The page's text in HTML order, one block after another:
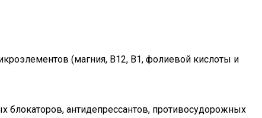
(магния, В12, В1, фолиевой кислоты и
блокаторов, антидепрессантов, противосудорожных